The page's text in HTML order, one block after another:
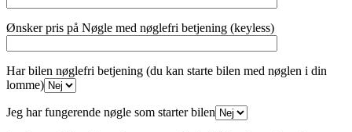
Ønsker pris på Nøgle med nøglefri betjening (keyless)
Har bilen nøglefri betjening (du kan starte bilen med nøglen i din
lomme)
Jeg har fungerende nøgle som starter bilen